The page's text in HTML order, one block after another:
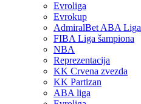
Evroliga
Evrokup
AdmiralBet ABA Liga
FIBA Liga šampiona
NBA
Reprezentacija
KK Crvena zvezda
KK Partizan
ABA liga